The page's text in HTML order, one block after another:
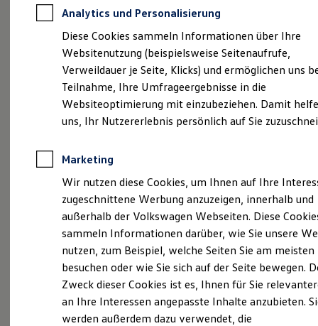
Autokredit mit Schlussrate
Versicherungen und Garantien
Kfz-Versicherung
Restschuldversicherungen
Garantien
Wartungsverträge
Geschäftskunden
Professional Class bei Volkswagen
Großkunden
Behörden
Anpfiff zum Gewinn
Elektroautos
ID. Tutorials
Elektrofahrzeugkonzepte
Reichweite
Reichweite der ID. Modelle
Reichweite im Winter
Laden
Laden unterwegs
Laden Zuhause
Probefahrt vereinbaren
Analytics und Personalisierung
Diese Cookies sammeln Informationen über Ihre
Websitenutzung (beispielsweise Seitenaufrufe,
Verweildauer je Seite, Klicks) und ermöglichen uns
Teilnahme, Ihre Umfrageergebnisse in die
Websiteoptimierung mit einzubeziehen. Damit
uns, Ihr Nutzererlebnis persönlich auf Sie
Marketing
Wir nutzen diese Cookies, um Ihnen auf Ihre
zugeschnittene Werbung anzuzeigen, innerhalb und
außerhalb der Volkswagen Webseiten. Diese
sammeln Informationen darüber, wie Sie unsere
nutzen, zum Beispiel, welche Seiten Sie am meisten
besuchen oder wie Sie sich auf der Seite bewegen.
Zweck dieser Cookies ist es, Ihnen für Sie
an Ihre Interessen angepasste Inhalte anzubieten.
werden außerdem dazu verwendet, die